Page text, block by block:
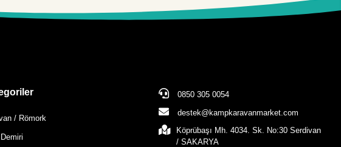
/ Römork
0850 305 0054
destek@kampkaravanmarket.com
Köprübaşı Mh. 4034. Sk. No:30 Serdivan
/ SAKARYA